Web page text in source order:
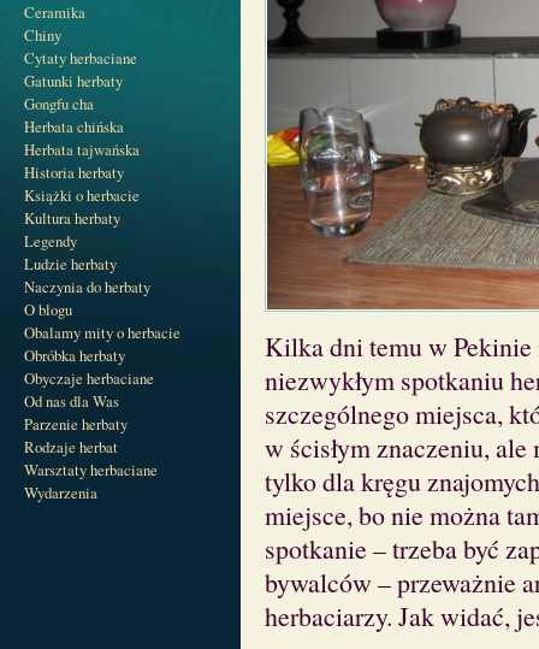
Ceramika
Chiny
Cytaty herbaciane
Gatunki herbaty
Gongfu cha
Herbata chińska
Herbata tajwańska
Historia herbaty
Książki o herbacie
Kultura herbaty
Legendy
Ludzie herbaty
Naczynia do herbaty
O blogu
Obalamy mity o herbacie
Obróbka herbaty
Obyczaje herbaciane
Od nas dla Was
Parzenie herbaty
Rodzaje herbat
Warsztaty herbaciane
Wydarzenia
Kilka dni temu w Pekinie
niezwykłym spotkaniu
szczególnego miejsca,
w ścisłym znaczeniu,
tylko dla kręgu
miejsce, bo nie można
spotkanie – trzeba być
bywalców – przeważnie
herbaciarzy. Jak widać,